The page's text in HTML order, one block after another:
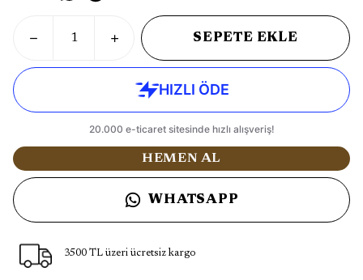
SEPETE EKLE
HEMEN AL
WHATSAPP
3500 TL üzeri ücretsiz kargo